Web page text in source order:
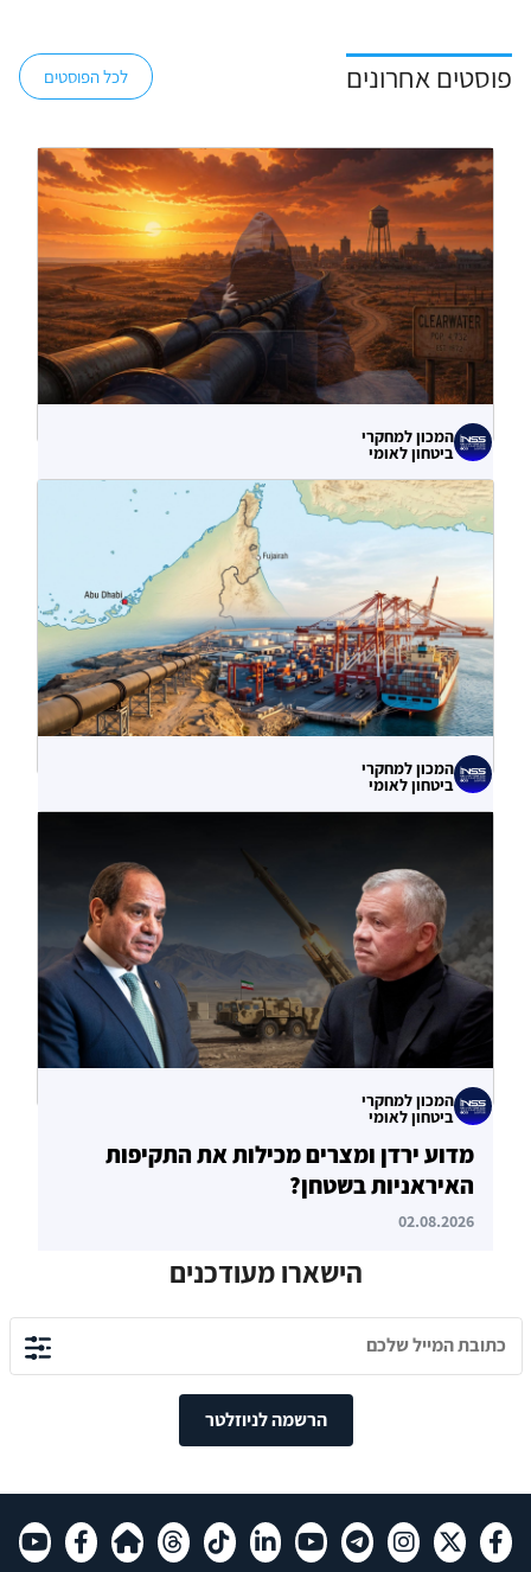
פוסטים אחרונים לכל הפוסטים
המכון למחקרי
ביטחון לאומי
לא רק הנזק המיידי: מה מלמדות תקיפות
הסייבר נגד תשתיות המים בארצות הברית?
המכון למחקרי
ביטחון לאומי
עוקף הורמוז? ההימור האסטרטגי הבעייתי
04.08.2026
המכון למחקרי
ביטחון לאומי
מדוע ירדן ומצרים מכילות את התקיפות
האיראניות בשטחן?
02.08.2026
הישארו מעודכנים
הרשמה לניוזלטר